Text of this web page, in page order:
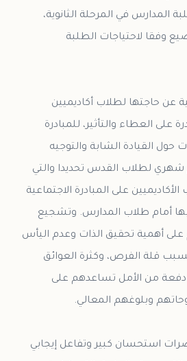
المدارس في المرحلة الثانوية،
وفقا لاحتياجات الطلبة
عن حاجتها لطلاب أكاديميين
على العطاء والتأثير، للمبادرة
حول القيادة الشابة والتوجيه
شهري لطلاب القدس تحديدا والتي
على المبادرة الاجتماعية
أمام طلاب المدارس. وتشجيع
أهمية تحقيق الذات وعدم اليأس
قلة الفرص، وكثرة العوائق
دفعة من الأمل تساعدهم على
استحسان كبير وتفاعل إيجابي